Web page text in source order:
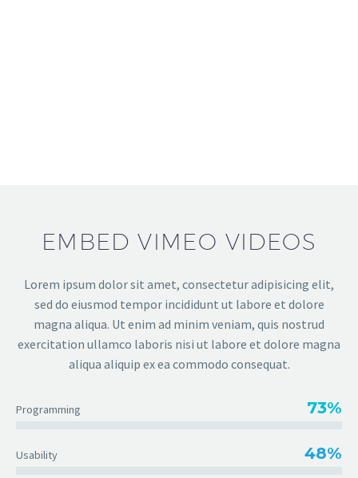
EMBED VIMEO VIDEOS
Lorem ipsum dolor sit amet, consectetur adipisicing elit,
sed do eiusmod tempor incididunt ut labore et dolore
magna aliqua. Ut enim ad minim veniam, quis nostrud
exercitation ullamco laboris nisi ut labore et dolore magna
aliqua aliquip ex ea commodo consequat.
Programming 73%
Usability 48%